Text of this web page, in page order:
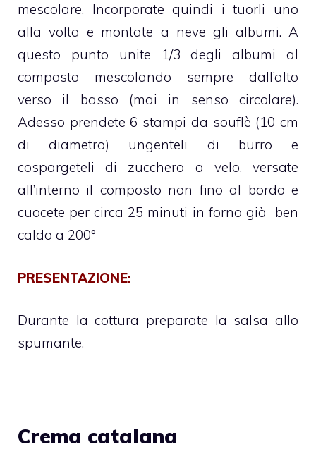
mescolare. Incorporate quindi i tuorli uno
alla volta e montate a neve gli albumi. A
questo punto unite 1/3 degli albumi al
composto mescolando sempre dall’alto
verso il basso (mai in senso circolare).
Adesso prendete 6 stampi da souflè (10 cm
di diametro) ungenteli di burro e
cospargeteli di zucchero a velo, versate
all’interno il composto non fino al bordo e
cuocete per circa 25 minuti in forno già ben
caldo a 200°
PRESENTAZIONE:
Durante la cottura preparate la salsa allo
spumante.
Crema catalana